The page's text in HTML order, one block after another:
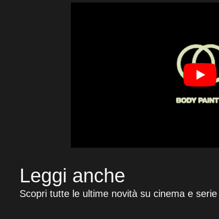
Leggi anche
Scopri tutte le ultime novità su cinema e serie